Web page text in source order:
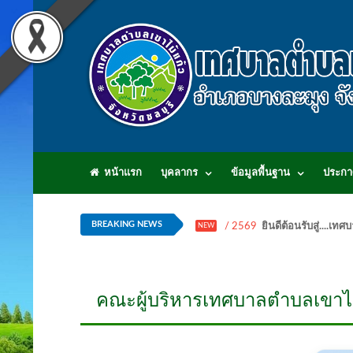
หน้าแรก บุคลากร ข้อมูลพื้นฐาน ประก
BREAKING NEWS NEW / 2569 ยินดีต้อนรับสู่....เทศ
คณะผู้บริหารเทศบาลตำบลเขา